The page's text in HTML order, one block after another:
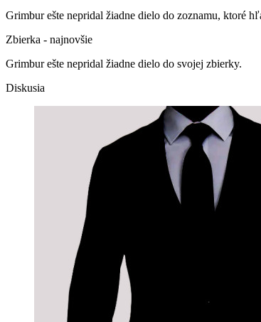
Grimbur ešte nepridal žiadne dielo do zoznamu, ktoré
Zbierka - najnovšie
Grimbur ešte nepridal žiadne dielo do svojej zbierky.
Diskusia